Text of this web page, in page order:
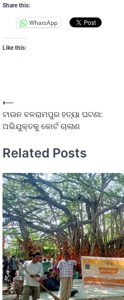
Share this:
WhatsApp
Like this:
⟵
ଟାଉନ ବଳରାମପୁର ହତ୍ୟା ଘଟଣା:
ଅଭିଯୁକ୍ତକୁ କୋର୍ଟ ଚାଲାଣ
Related Posts